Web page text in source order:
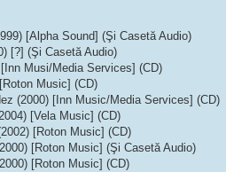
[Alpha Sound] (Şi Casetă Audio)
[?] (Şi Casetă Audio)
Musi/Media Services] (CD)
Music] (CD)
(2000) [Inn Music/Media Services] (CD)
[Vela Music] (CD)
[Roton Music] (CD)
[Roton Music] (Şi Casetă Audio)
[Roton Music] (CD)